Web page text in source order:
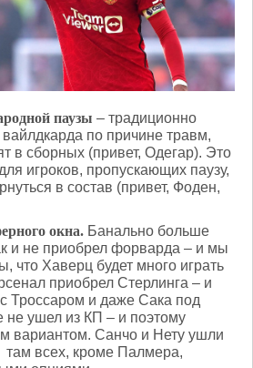
паузы – традиционно
по причине травм,
в сборных (привет, Одегар). Это
игроков, пропускающих паузу,
в состав (привет, Фоден,
окна. Банально больше
и не приобрел форварда – и мы
что Хаверц будет много играть
приобрел Стерлинга – и
Троссаром и даже Сака под
не ушел из КП – и поэтому
вариантом. Санчо и Нету ушли
там всех, кроме Палмера,